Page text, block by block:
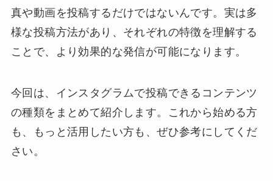
真や動画を投稿するだけではないんです。実は多
様な投稿方法があり、それぞれの特徴を理解する
ことで、より効果的な発信が可能になります。
今回は、インスタグラムで投稿できるコンテンツ
の種類をまとめて紹介します。これから始める方
も、もっと活用したい方も、ぜひ参考にしてくだ
さい。